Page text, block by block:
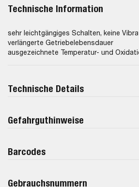
Technische Information
sehr leichtgängiges Schalten, keine
verlängerte Getriebelebensdauer
ausgezeichnete Temperatur- und
Technische Details
Gefahrguthinweise
Barcodes
Gebrauchsnummern